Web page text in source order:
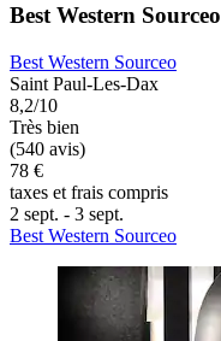
Best Western Sourceo
Best Western Sourceo
Saint Paul-Les-Dax
8,2/10
Très bien
(540 avis)
78 €
taxes et frais compris
2 sept. - 3 sept.
Best Western Sourceo